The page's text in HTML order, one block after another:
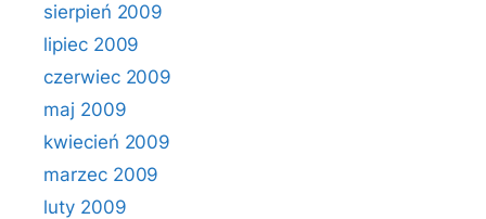
sierpień 2009
lipiec 2009
czerwiec 2009
maj 2009
kwiecień 2009
marzec 2009
luty 2009